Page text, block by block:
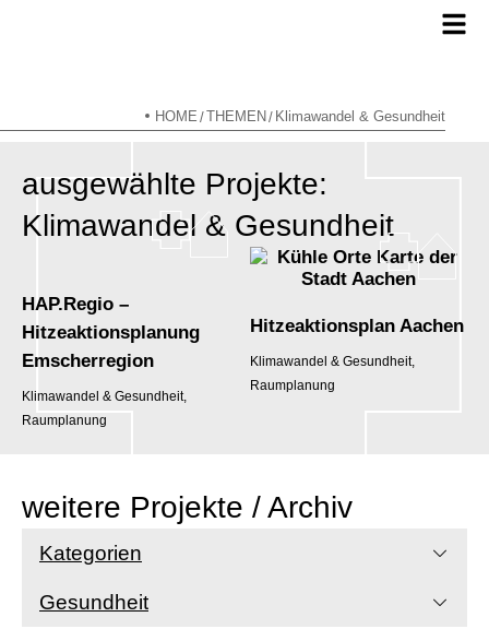
HOME /THEMEN / Klimawandel & Gesundheit
ausgewählte Projekte:
Klimawandel & Gesundheit
HAP.Regio –
Hitzeaktionsplanung
Emscherregion
Klimawandel & Gesundheit,
Raumplanung
Hitzeaktionsplan Aachen
Klimawandel & Gesundheit,
Raumplanung
weitere Projekte / Archiv
Kategorien
Gesundheit